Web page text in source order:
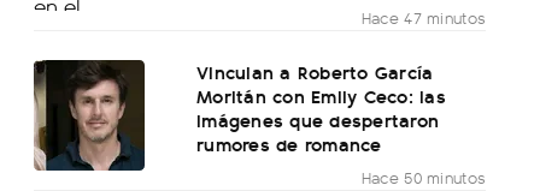
Hace 47 minutos
Vinculan a Roberto García
Moritán con Emily Ceco: las
imágenes que despertaron
rumores de romance
Hace 50 minutos